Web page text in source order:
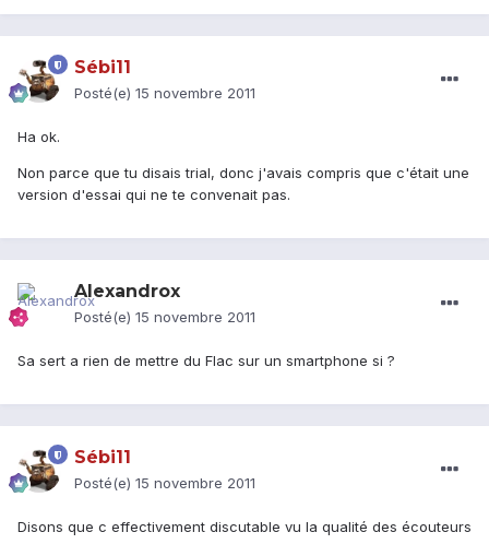
Sébi11
Posté(e) 15 novembre 2011
Ha ok.
Non parce que tu disais trial, donc j'avais compris que c'était une
version d'essai qui ne te convenait pas.
Alexandrox
Posté(e) 15 novembre 2011
Sa sert a rien de mettre du Flac sur un smartphone si ?
Sébi11
Posté(e) 15 novembre 2011
Disons que c effectivement discutable vu la qualité des écouteurs